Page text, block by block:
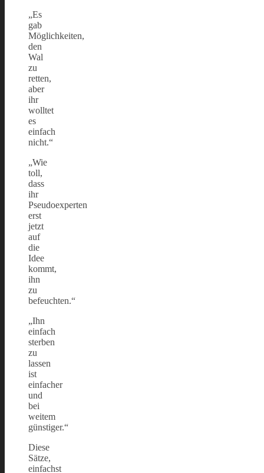
„Es
gab
Möglichkeiten,
den
Wal
zu
retten,
aber
ihr
wolltet
es
einfach
nicht.“
„Wie
toll,
dass
ihr
Pseudoexperten
erst
jetzt
auf
die
Idee
kommt,
ihn
zu
befeuchten.“
„Ihn
einfach
sterben
zu
lassen
ist
einfacher
und
bei
weitem
günstiger.“
Diese
Sätze,
einfachst